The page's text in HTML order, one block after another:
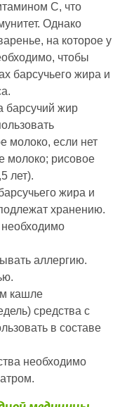
C, что
Однако
на которое у
чтобы
барсучьего жира и
барсучий жир
молоко, если нет
молоко; рисовое
лет).
жира и
хранению.
аллергию.
кашле
средства с
в составе
необходимо